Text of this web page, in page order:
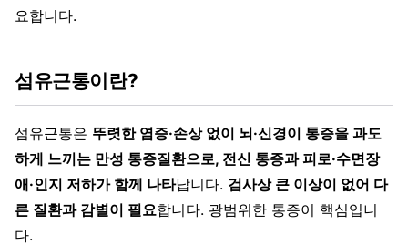
요합니다.
섬유근통이란?
섬유근통은 뚜렷한 염증·손상 없이 뇌·신경이 통증을 과도
하게 느끼는 만성 통증질환으로, 전신 통증과 피로·수면장
애·인지 저하가 함께 나타납니다. 검사상 큰 이상이 없어 다
른 질환과 감별이 필요합니다. 광범위한 통증이 핵심입니
다.